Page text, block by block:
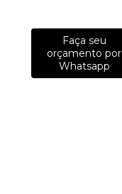
Faça seu
orçamento por
Whatsapp